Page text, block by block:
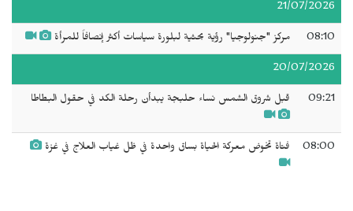
21/07/2026
08:10 مركز "جنولوجيا" رؤية بحثية لبلورة سياسات أكثر إنصافاً للمرأة
20/07/2026
09:21 قبل شروق الشمس نساء حلبجة يبدأن رحلة الكد في حقول البطاطا
08:00 فتاة تخوض معركة الحياة بساق واحدة في ظل غياب العلاج في غزة